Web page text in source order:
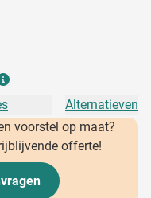
Alternatieven
voorstel op maat?
offerte!